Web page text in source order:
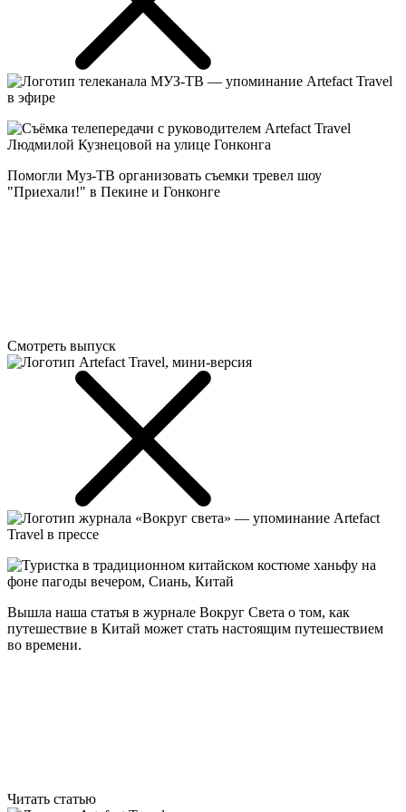
Помогли Муз-ТВ организовать съемки тревел шоу
"Приехали!" в Пекине и Гонконге
Смотреть выпуск
Вышла наша статья в журнале Вокруг Света о том, как
путешествие в Китай может стать настоящим путешествием
во времени.
Читать статью